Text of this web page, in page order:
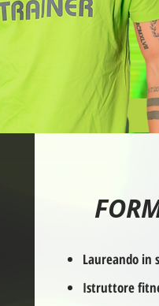
Laureando in
Istruttore